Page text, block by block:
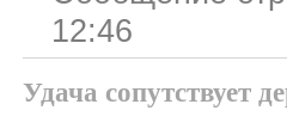
12:46
Удача сопутствует